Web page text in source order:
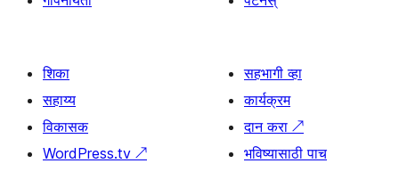
शिका
सहाय्य
विकासक
WordPress.tv ↗
सहभागी व्हा
कार्यक्रम
दान करा ↗
भविष्यासाठी पाच